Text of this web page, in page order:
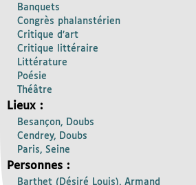
Banquets
Congrès phalanstérien
Critique d’art
Critique littéraire
Littérature
Poésie
Théâtre
Lieux :
Besançon, Doubs
Cendrey, Doubs
Paris, Seine
Personnes :
Barthet (Désiré Louis), Armand